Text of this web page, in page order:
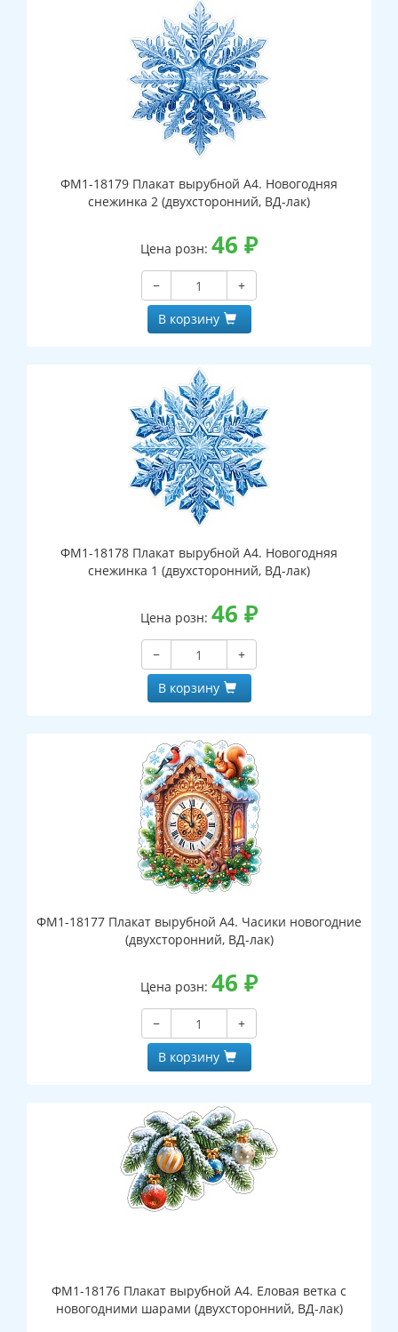
ФМ1-18179 Плакат вырубной А4. Новогодняя
снежинка 2 (двухсторонний, ВД-лак)
Цена розн: 46 ₽
−
+
В корзину
ФМ1-18178 Плакат вырубной А4. Новогодняя
снежинка 1 (двухсторонний, ВД-лак)
Цена розн: 46 ₽
−
+
В корзину
ФМ1-18177 Плакат вырубной А4. Часики новогодние
(двухсторонний, ВД-лак)
Цена розн: 46 ₽
−
+
В корзину
ФМ1-18176 Плакат вырубной А4. Еловая ветка с
новогодними шарами (двухсторонний, ВД-лак)